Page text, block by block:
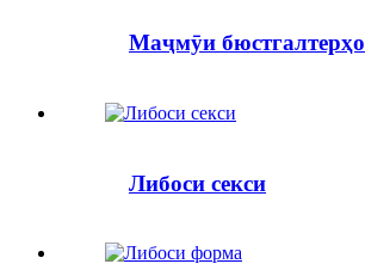
Маҷмӯи бюстгалтерҳо
Либоси секси